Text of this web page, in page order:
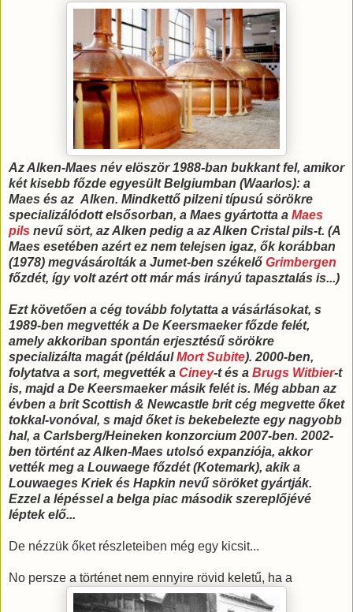
Az Alken-Maes név elöször 1988-ban bukkant fel, amikor
két kisebb főzde egyesült Belgiumban (Waarlos): a
Maes és az Alken. Mindkettő pilzeni típusú sörökre
specializálódott elsősorban, a Maes gyártotta a Maes
pils nevű sört, az Alken pedig a az Alken Cristal pils-t. (A
Maes esetében azért ez nem telejsen igaz, ők korábban
(1978) megvásárolták a Jumet-ben székelő Grimbergen
főzdét, így volt azért ott már más irányú tapasztalás is...)
Ezt követően a cég tovább folytatta a vásárlásokat, s
1989-ben megvették a De Keersmaeker főzde felét,
amely akkoriban spontán erjesztésű sörökre
specializálta magát (példáulMort Subite). 2000-ben,
folytatva a sort, megvették a Ciney-t és a Brugs Witbier-t
is, majd a De Keersmaeker másik felét is. Még abban az
évben a brit Scottish & Newcastle brit cég megvette őket
tokkal-vonóval, s majd őket is bekebelezte egy nagyobb
hal, a Carlsberg/Heineken konzorcium 2007-ben. 2002-
ben történt az Alken-Maes utolsó expanziója, akkor
vették meg a Louwaege főzdét (Kotemark), akik a
Louwaeges Kriek és Hapkin nevű söröket gyártják.
Ezzel a lépéssel a belga piac második szereplőjévé
léptek elő...
De nézzük őket részleteiben még egy kicsit...
No persze a történet nem ennyire rövid keletű, ha a